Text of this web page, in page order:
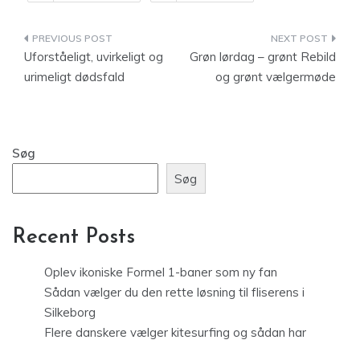
Indlægsnavigation
Uforståeligt, uvirkeligt og
urimeligt dødsfald
Grøn lørdag – grønt Rebild
og grønt vælgermøde
Søg
Søg
Recent Posts
Oplev ikoniske Formel 1-baner som ny fan
Sådan vælger du den rette løsning til fliserens i
Silkeborg
Flere danskere vælger kitesurfing og sådan har